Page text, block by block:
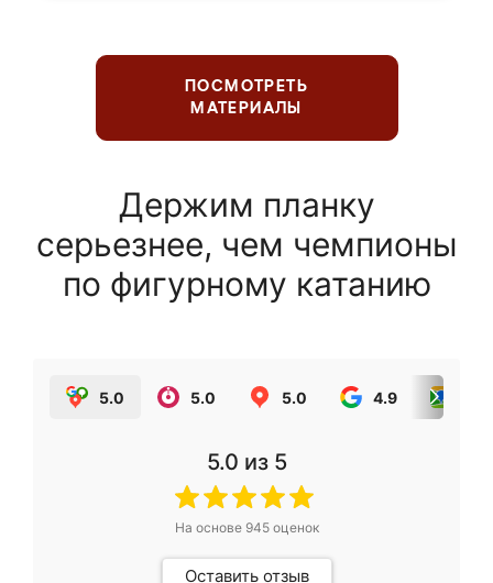
ПОСМОТРЕТЬ
МАТЕРИАЛЫ
Держим планку
серьезнее, чем чемпионы
по фигурному катанию
5.0 5.0 5.0 4.9
5.0 из 5
На основе 945оценок
Оставить отзыв